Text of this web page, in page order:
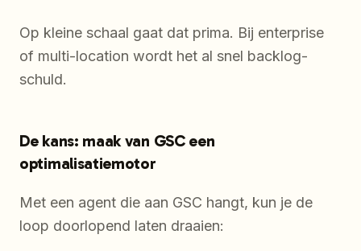
Op kleine schaal gaat dat prima. Bij enterprise
of multi-location wordt het al snel backlog-
schuld.
De kans: maak van GSC een
optimalisatiemotor
Met een agent die aan GSC hangt, kun je de
loop doorlopend laten draaien: